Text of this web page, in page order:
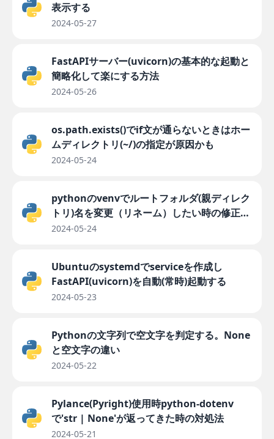
表示する
2024-05-27
FastAPIサーバー(uvicorn)の基本的な起動と
簡略化して楽にする方法
2024-05-26
os.path.exists()でif文が通らないときはホー
ムディレクトリ(~/)の指定が原因かも
2024-05-24
pythonのvenvでルートフォルダ(親ディレク
トリ)名を変更（リネーム）したい時の修正方
法
2024-05-24
Ubuntuのsystemdでserviceを作成し
FastAPI(uvicorn)を自動(常時)起動する
2024-05-23
Pythonの文字列で空文字を判定する。None
と空文字の違い
2024-05-22
Pylance(Pyright)使用時python-dotenv
で'str | None'が返ってきた時の対処法
2024-05-21